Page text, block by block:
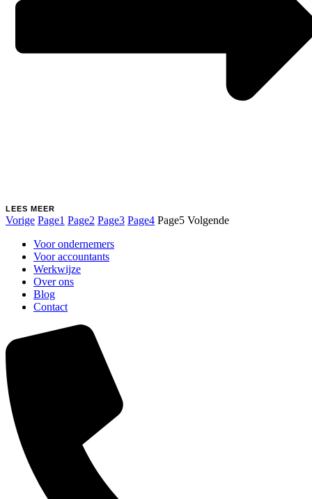
LEES MEER
Vorige Page1 Page2 Page3 Page4 Page5 Volgende
Main
Menu
Voor ondernemers
Voor accountants
Werkwijze
Over ons
Blog
Contact